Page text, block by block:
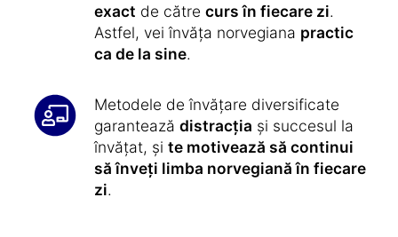
exact de către curs în fiecare zi.
Astfel, vei învăța norvegiana practic
ca de la sine.
Metodele de învățare diversificate
garantează distracția și succesul la
învățat, și te motivează să continui
să înveți limba norvegiană în fiecare
zi.